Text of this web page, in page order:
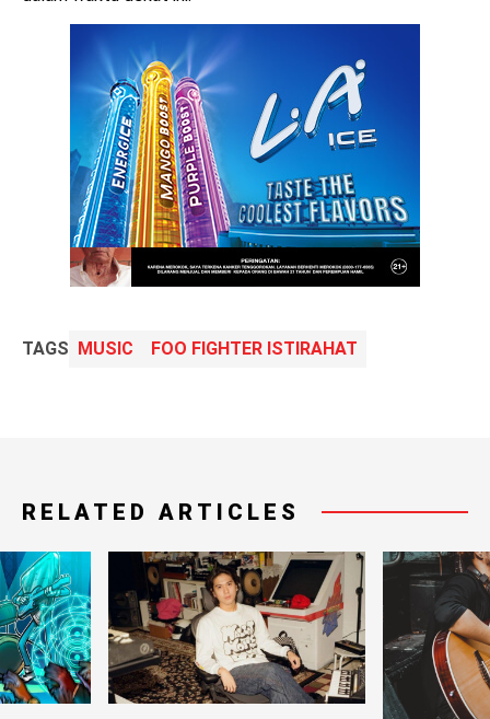
TAGS MUSIC FOO FIGHTER ISTIRAHAT
RELATED ARTICLES